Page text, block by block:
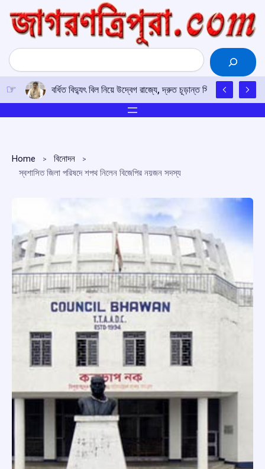
content
Search
বর্ধিত বিদ্যুৎ বিল নিয়ে উদ্বেগ রাজ্যে, দ্রুত চূড়ান্ত সিদ্ধান্তের আশ্বাস
Home
বিনোদন
স্বশাসিত জিলা পরিষদে শপথ নিলেন বিজেপির নয়জন সদস্য